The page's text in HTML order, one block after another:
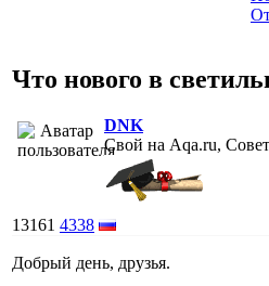
Что нового в
DNK
Свой на Aqa.ru,
13161 4338
Добрый день, друзья.